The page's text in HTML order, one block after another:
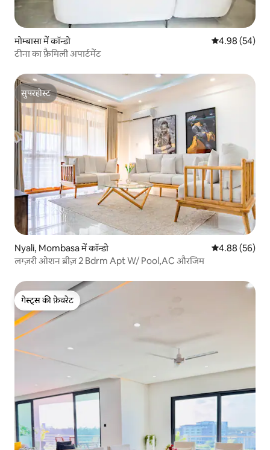
मोम्बासा में कॉन्डो औसत रेटिंग 5 में
4.98 (54)
टीना का फ़ैमिली अपार्टमेंट
सुपरहोस्ट
सुपरहोस्ट
Nyali, Mombasa में कॉन्डो औसत रेटिंग 5 में
4.88 (56)
लग्ज़री ओशन ब्रीज़ 2 Bdrm Apt W/ Pool,AC औरजिम
गेस्ट्स की फ़ेवरेट
गेस्ट्स की फ़ेवरेट